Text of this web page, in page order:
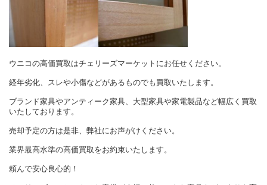
ウニコの高価買取はチェリーズマーケットにお任せください。
経年劣化、スレや小傷などがあるものでも買取いたします。
ブランド家具やアンティーク家具、大型家具や家電製品など幅広く買取
いたしております。
売却予定の方は是非、弊社にお声がけください。
業界最高水準の高価買取をお約束いたします。
頼んで安心良心的！